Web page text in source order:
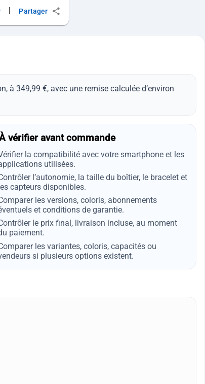
| Partager
à 349,99 €, avec une remise calculée d’environ
vérifier avant commande
la compatibilité avec votre smartphone et les
utilisées.
l’autonomie, la taille du boîtier, le bracelet et
capteurs disponibles.
les versions, coloris, abonnements
et conditions de garantie.
le prix final, livraison incluse, au moment
paiement.
les variantes, coloris, capacités ou
si plusieurs options existent.